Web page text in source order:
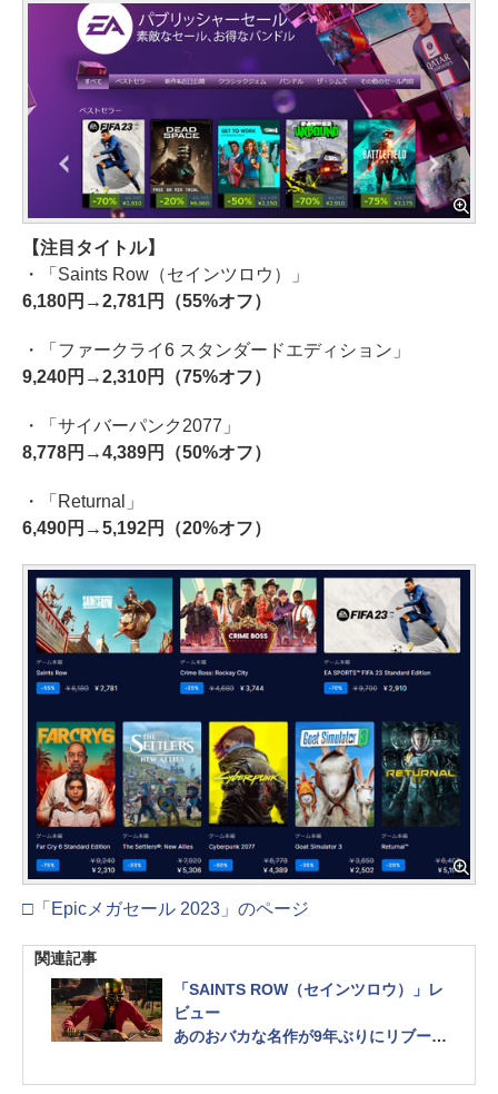
【注目タイトル】
・「Saints Row（セインツロウ）」
6,180円→2,781円（55%オフ）
・「ファークライ6 スタンダードエディション」
9,240円→2,310円（75%オフ）
・「サイバーパンク2077」
8,778円→4,389円（50%オフ）
・「Returnal」
6,490円→5,192円（20%オフ）
□「Epicメガセール 2023」のページ
関連記事
「SAINTS ROW（セインツロウ）」レ
ビュー
あのおバカな名作が9年ぶりにリブー